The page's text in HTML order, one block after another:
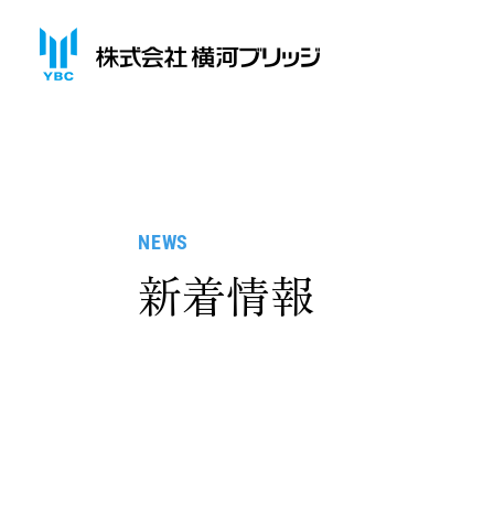
NEWS
新着情報